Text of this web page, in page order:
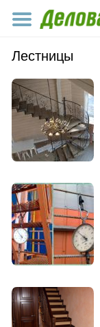
Лестницы